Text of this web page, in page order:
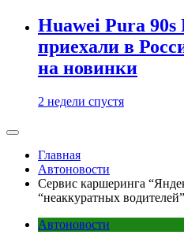
Huawei Pura
приехали в
на новинки
2 недели спустя
Главная
Автоновости
Сервис каршеринга
“неаккуратных водителей”
Автоновости